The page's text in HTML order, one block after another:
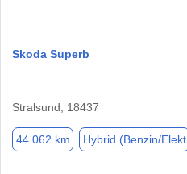
Skoda Superb
Stralsund, 18437
44.062 km Hybrid (Benzin/Elekt